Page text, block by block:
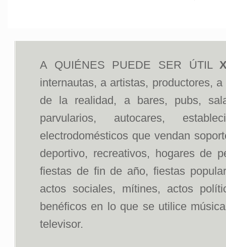
A QUIÉNES PUEDE SER ÚTIL
internautas, a artistas, productores,
de la realidad, a bares, pubs,
parvularios, autocares,
electrodomésticos que vendan
deportivo, recreativos, hogares de
fiestas de fin de año, fiestas
actos sociales, mítines, actos
benéficos en lo que se utilice
televisor.